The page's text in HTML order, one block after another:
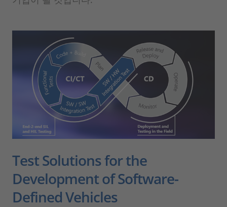
Test Solutions for the
Development of Software-
Defined Vehicles